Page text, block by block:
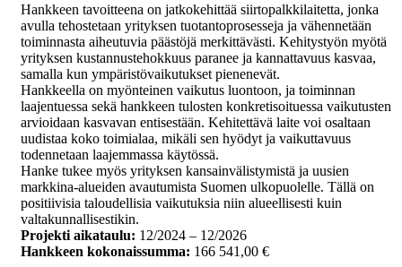
Hankkeen tavoitteena on jatkokehittää siirtopalkkilaitetta, jonka
avulla tehostetaan yrityksen tuotantoprosesseja ja vähennetään
toiminnasta aiheutuvia päästöjä merkittävästi. Kehitystyön myötä
yrityksen kustannustehokkuus paranee ja kannattavuus kasvaa,
samalla kun ympäristövaikutukset pienenevät.
Hankkeella on myönteinen vaikutus luontoon, ja toiminnan
laajentuessa sekä hankkeen tulosten konkretisoituessa vaikutusten
arvioidaan kasvavan entisestään. Kehitettävä laite voi osaltaan
uudistaa koko toimialaa, mikäli sen hyödyt ja vaikuttavuus
todennetaan laajemmassa käytössä.
Hanke tukee myös yrityksen kansainvälistymistä ja uusien
markkina-alueiden avautumista Suomen ulkopuolelle. Tällä on
positiivisia taloudellisia vaikutuksia niin alueellisesti kuin
valtakunnallisestikin.
Projekti aikataulu: 12/2024 – 12/2026
Hankkeen kokonaissumma: 166 541,00 €